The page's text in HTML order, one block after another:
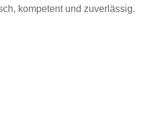
kompetent und zuverlässig.